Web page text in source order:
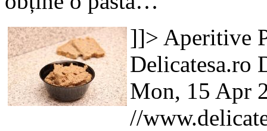
]]> Aperitive
Delicatesa.ro
Mon, 15 Apr
//